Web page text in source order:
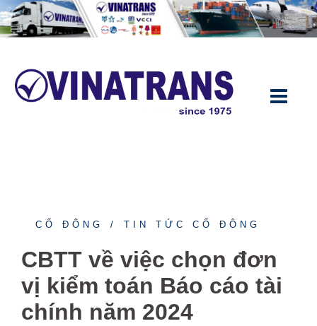
CỔ ĐÔNG TIN TỨC CỔ ĐÔNG
CBTT về việc chọn đơn
vị kiểm toán Báo cáo tài
chính năm 2024